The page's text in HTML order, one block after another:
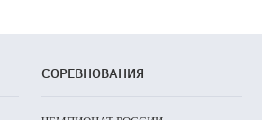
СОРЕВНОВАНИЯ